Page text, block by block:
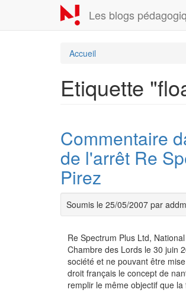
contenu
Les blogs
Accueil
Etiquette
Commentaire
de l'arrêt Re
Pirez
Soumis le 25/05/2007 par
Re Spectrum Plus Ltd,
Chambre des Lords le 30 juin
société et ne pouvant être
droit français le concept de
remplir le même objectif que